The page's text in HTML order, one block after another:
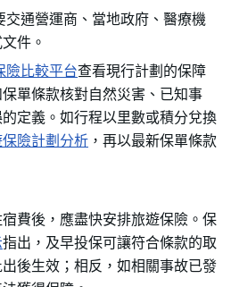
交通營運商、當地政府、醫療機
件。
險比較平台查看現行計劃的保障
單條款核對自然災害、已知事
定義。如行程以里數或積分兌換
險計劃分析 ，再以最新保單條款
費後，應盡快安排旅遊保險。保
指出，及早投保可讓符合條款的取
後生效；相反，如相關事故已發